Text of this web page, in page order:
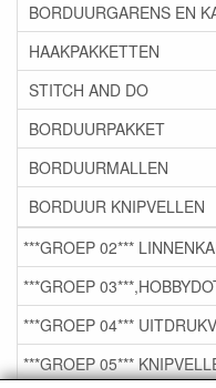
BORDUURGARENS EN
HAAKPAKKETTEN
STITCH AND DO
BORDUURPAKKET
BORDUURMALLEN
BORDUUR KNIPVELLEN
***GROEP 02***
***GROEP
***GROEP 04***
***GROEP 05***